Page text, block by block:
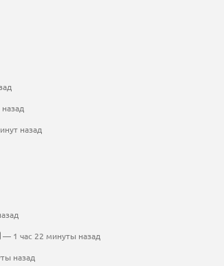
назад
— 1 час 22 минуты назад
назад